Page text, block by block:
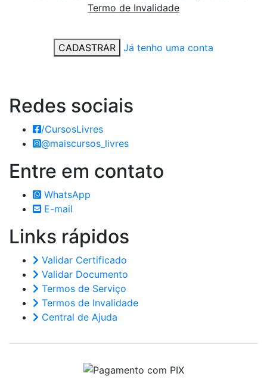
Termo de Invalidade
CADASTRAR Já tenho uma conta
Redes sociais
/CursosLivres
@maiscursos_livres
Entre em contato
WhatsApp
E-mail
Links rápidos
Validar Certificado
Validar Documento
Termos de Serviço
Termos de Invalidade
Central de Ajuda